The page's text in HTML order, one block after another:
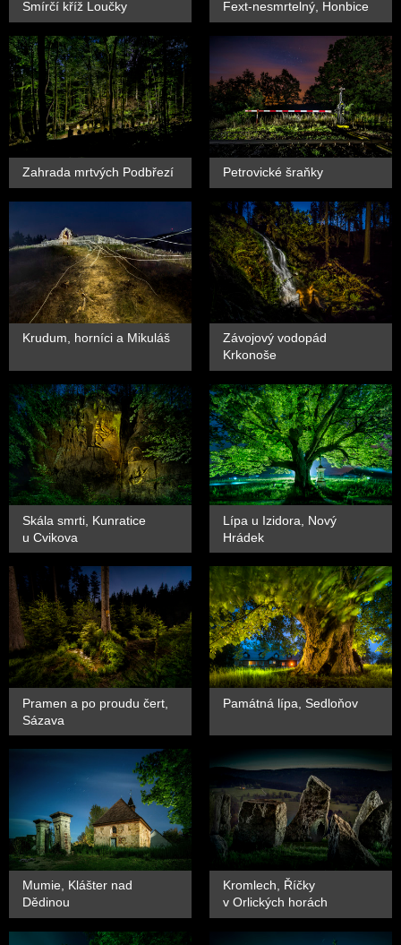
Smírčí kříž Loučky Fext-nesmrtelný, Honbice
Zahrada mrtvých Podbřezí Petrovické šraňky
Krudum, horníci a Mikuláš
Závojový vodopád
Krkonoše
Skála smrti, Kunratice
u Cvikova
Lípa u Izidora, Nový
Hrádek
Pramen a po proudu čert,
Sázava
Památná lípa, Sedloňov
Mumie, Klášter nad
Dědinou
Kromlech, Říčky
v Orlických horách